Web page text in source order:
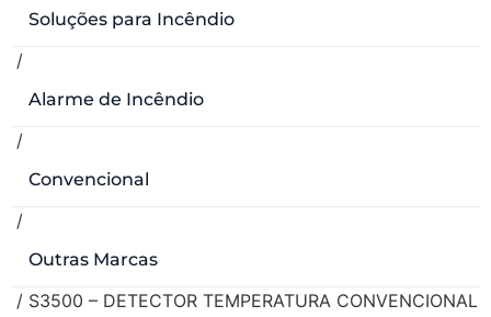
Soluções para Incêndio
/
Alarme de Incêndio
/
Convencional
/
Outras Marcas
/ S3500 – DETECTOR TEMPERATURA CONVENCIONAL